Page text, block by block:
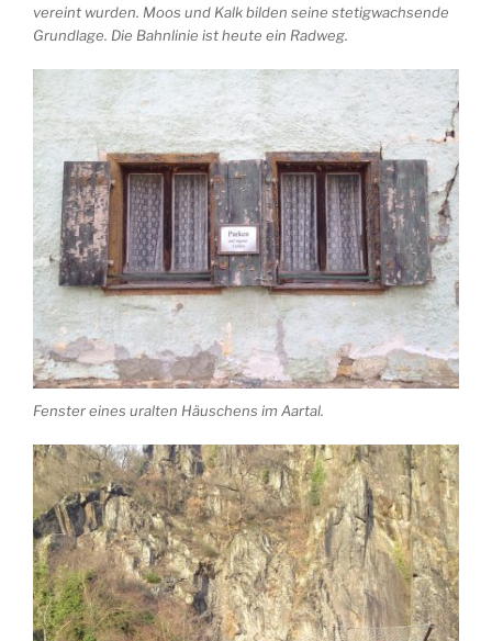
vereint wurden. Moos und Kalk bilden seine stetigwachsende
Grundlage. Die Bahnlinie ist heute ein Radweg.
Fenster eines uralten Häuschens im Aartal.